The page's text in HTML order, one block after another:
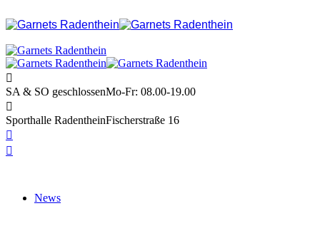
SA & SO geschlossenMo-Fr: 08.00-19.00
Sporthalle RadentheinFischerstraße 16
News